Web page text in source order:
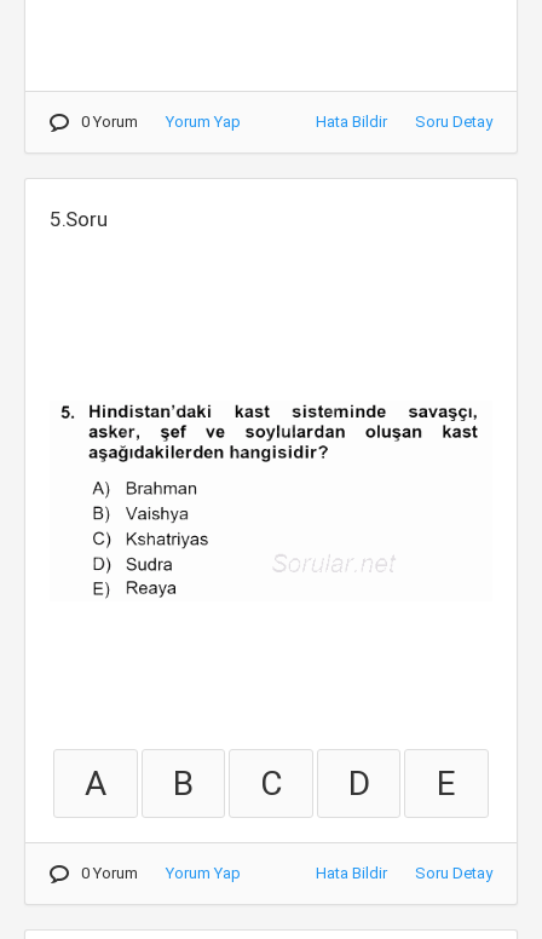
0 Yorum Yorum Yap Hata Bildir Soru Detay
5.Soru
A B C D E
0 Yorum Yorum Yap Hata Bildir Soru Detay